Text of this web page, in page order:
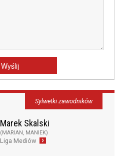
Marek Skalski
(MARIAN, MANIEK)
Liga Mediów
Sylwetki zawodników